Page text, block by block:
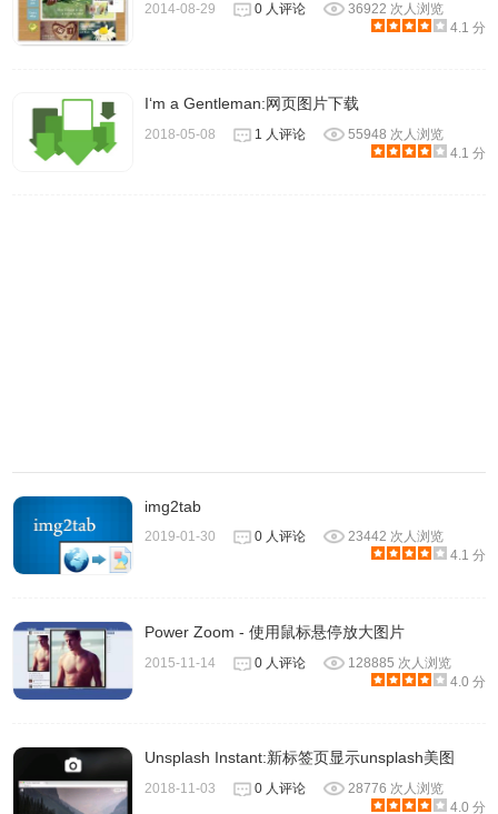
2014-08-29 0 人评论
36922 次人浏览
4.1 分
I‘m a Gentleman:网页图片下载
2018-05-08 1 人评论
55948 次人浏览
4.1 分
img2tab
2019-01-30 0 人评论
23442 次人浏览
4.1 分
Power Zoom - 使用鼠标悬停放大图片
2015-11-14 0 人评论
128885 次人浏览
4.0 分
Unsplash Instant:新标签页显示unsplash美图
2018-11-03 0 人评论
28776 次人浏览
4.0 分